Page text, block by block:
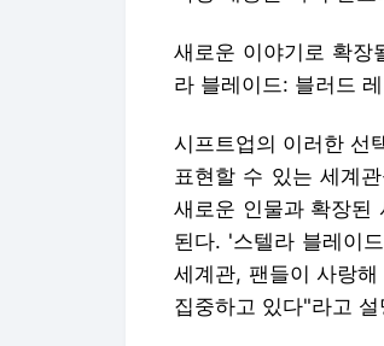
새로운 이야기로 확장
라 블레이드: 블러드
시프트업의 이러한 선
표현할 수 있는 세계
새로운 인물과 확장된
된다. '스텔라 블레이
세계관, 팬들이 사랑
집중하고 있다"라고 설